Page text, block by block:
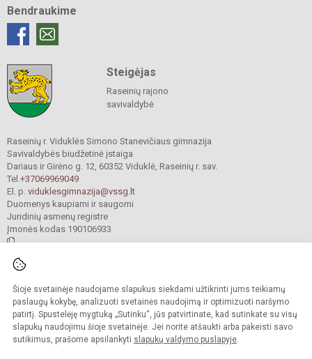
Šioje svetainėje naudojame slapukus siekdami užtikrinti jums teikiamų
paslaugų kokybę, analizuoti svetainės naudojimą ir optimizuoti naršymo
patirtį. Spustelėję mygtuką „Sutinku“, jūs patvirtinate, kad sutinkate su visų
slapukų naudojimu šioje svetainėje. Jei norite atšaukti arba pakeisti savo
sutikimus, prašome apsilankyti slapukų valdymo puslapyje.
Bendraukime
Steigėjas
Raseinių rajono
savivaldybė
Raseinių r. Viduklės Simono Stanevičiaus gimnazija
Savivaldybės biudžetinė įstaiga
Dariaus ir Girėno g. 12, 60352 Viduklė, Raseinių r. sav.
Tel.+37069969049
El. p. viduklesgimnazija@vssg.lt
Duomenys kaupiami ir saugomi
Juridinių asmenų registre
Įmonės kodas 190106933
saugomos.
Kopijuoti turinį be raštiško gimnazijos sutikimo griežtai draudžiama.
Prieinamumo paraiška Slapukų valdymas
Sumanus būdas atnaujinti